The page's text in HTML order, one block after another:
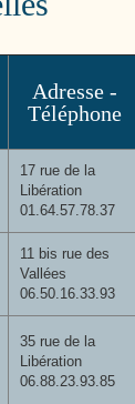
Adresse -
Téléphone
17 rue de la
Libération
01.64.57.78.37
11 bis rue des
Vallées
06.50.16.33.93
35 rue de la
Libération
06.88.23.93.85